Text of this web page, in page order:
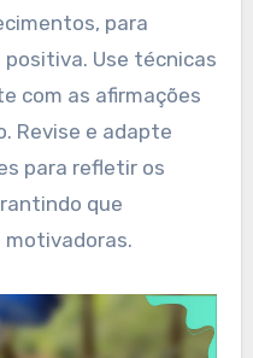
para
Use técnicas
com as afirmações
Revise e adapte
para refletir os
que
motivadoras.